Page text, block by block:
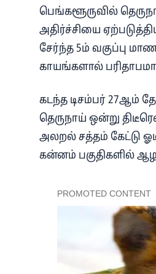
பெங்களூருவில்
அதிர்ச்சியை
சேர்ந்த 5ம் வகுப்பு
காயங்களால்
கடந்த டிசம்பர் 27ஆம்
தெருநாய் ஒன்று திடீரென
அலறல் சத்தம் கேட்டு
கன்னம் பகுதிகளில்